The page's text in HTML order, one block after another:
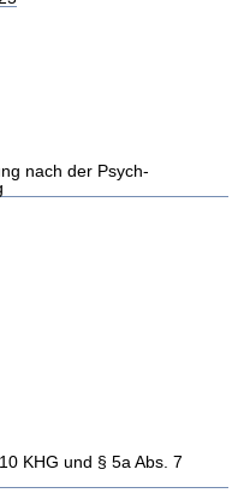
nach der Psych-
KHG und § 5a Abs. 7